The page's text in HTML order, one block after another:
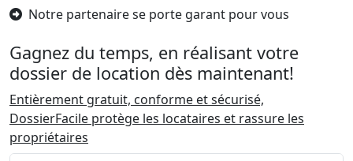
Notre partenaire se porte garant pour vous
Gagnez du temps, en réalisant votre
dossier de location dès maintenant!
Entièrement gratuit, conforme et sécurisé,
DossierFacile protège les locataires et rassure les
propriétaires